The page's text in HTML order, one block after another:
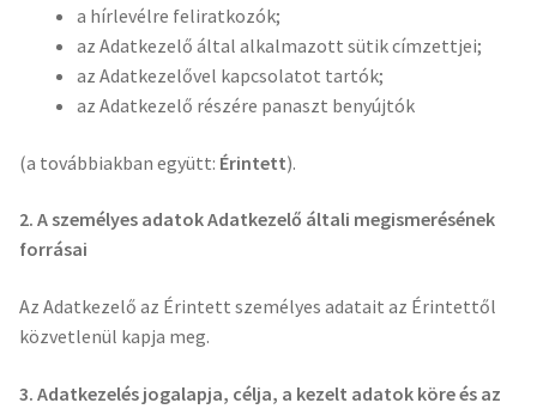
a hírlevélre feliratkozók;
az Adatkezelő által alkalmazott sütik címzettjei;
az Adatkezelővel kapcsolatot tartók;
az Adatkezelő részére panaszt benyújtók
(a továbbiakban együtt: Érintett).
2. A személyes adatok Adatkezelő általi megismerésének
forrásai
Az Adatkezelő az Érintett személyes adatait az Érintettől
közvetlenül kapja meg.
3. Adatkezelés jogalapja, célja, a kezelt adatok köre és az